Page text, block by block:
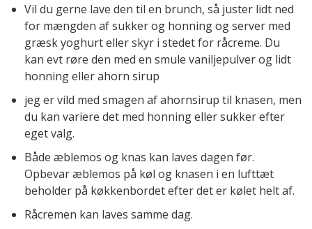
Vil du gerne lave den til en brunch, så juster lidt ned
for mængden af sukker og honning og server med
græsk yoghurt eller skyr i stedet for råcreme. Du
kan evt røre den med en smule vaniljepulver og lidt
honning eller ahorn sirup
jeg er vild med smagen af ahornsirup til knasen, men
du kan variere det med honning eller sukker efter
eget valg.
Både æblemos og knas kan laves dagen før.
Opbevar æblemos på køl og knasen i en lufttæt
beholder på køkkenbordet efter det er kølet helt af.
Råcremen kan laves samme dag.